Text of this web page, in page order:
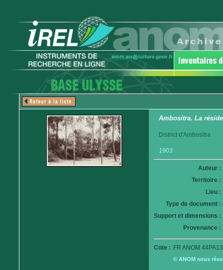
Ambositra. La
District d'Ambositra
1903
Auteur :
Territoire :
Lieu :
Type de document :
Support et dimensions :
Provenance :
Cote : FR ANOM
© ANOM sous